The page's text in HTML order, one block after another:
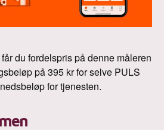
du fordelspris på denne måleren
på 395 kr for selve PULS
for tjenesten.